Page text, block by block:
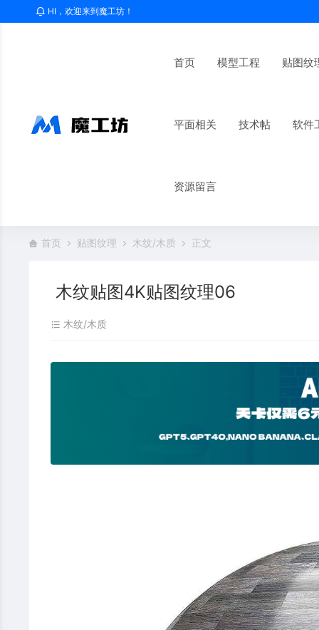
HI，欢迎来到魔工坊！
首页 模型工程 贴图纹
平面相关 技术帖 软件
资源留言
首页 贴图纹理 木纹/木质 正文
木纹贴图4K贴图纹理06
木纹/木质